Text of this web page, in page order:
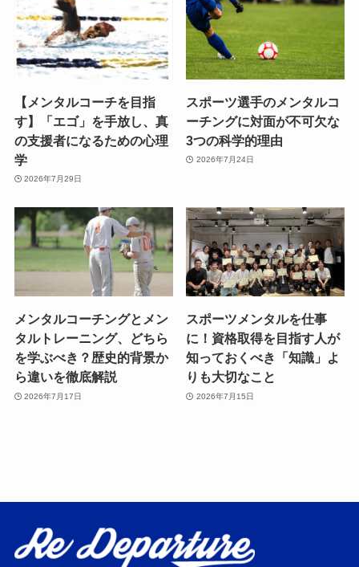
【メンタルコーチを目指
す】「エゴ」を手放し、真
の支援者になるための心理
学
2026年7月29日
スポーツ選手のメンタルコ
ーチングに対面が不可欠な
3つの科学的理由
2026年7月24日
メンタルコーチングとメン
タルトレーニング、どちら
を学ぶべき？歴史的背景か
ら違いを徹底解説
2026年7月17日
スポーツメンタルを仕事
に！資格取得を目指す人が
知っておくべき「知識」よ
りも大切なこと
2026年7月15日